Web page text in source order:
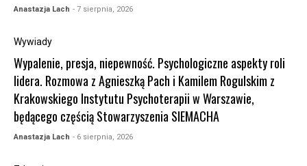
Anastazja Lach - 7 sierpnia, 2026
Wywiady
Wypalenie, presja, niepewność. Psychologiczne aspekty roli
lidera. Rozmowa z Agnieszką Pach i Kamilem Rogulskim z
Krakowskiego Instytutu Psychoterapii w Warszawie,
będącego częścią Stowarzyszenia SIEMACHA
Anastazja Lach - 6 sierpnia, 2026